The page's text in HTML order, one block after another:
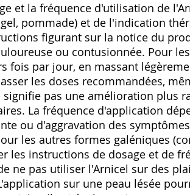
et la fréquence d'utilisation de
pommade) et de l'indication
figurant sur la notice du
ou contusionnée. Pour
fois par jour, en massant
les doses recommandées,
signifie pas une amélioration plus
La fréquence d'application
ou d'aggravation des
les autres formes galéniques
les instructions de dosage et de
ne pas utiliser l'Arnicel sur des
sur une peau lésée